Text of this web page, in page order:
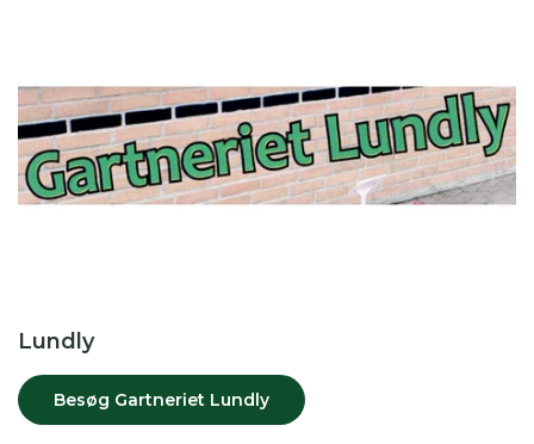
Lundly
Besøg Gartneriet Lundly